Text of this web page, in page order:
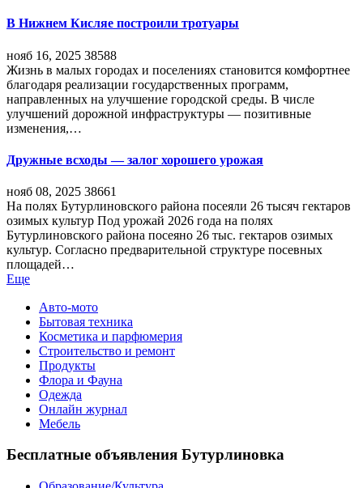
В Нижнем Кисляе построили тротуары
нояб 16, 2025 38588
Жизнь в малых городах и поселениях становится комфортнее
благодаря реализации государственных программ,
направленных на улучшение городской среды. В числе
улучшений дорожной инфраструктуры — позитивные
изменения,…
Дружные всходы — залог хорошего урожая
нояб 08, 2025 38661
На полях Бутурлиновского района посеяли 26 тысяч гектаров
озимых культур Под урожай 2026 года на полях
Бутурлиновского района посеяно 26 тыс. гектаров озимых
культур. Согласно предварительной структуре посевных
площадей…
Еще
Авто-мото
Бытовая техника
Косметика и парфюмерия
Строительство и ремонт
Продукты
Флора и Фауна
Одежда
Онлайн журнал
Мебель
Бесплатные объявления Бутурлиновка